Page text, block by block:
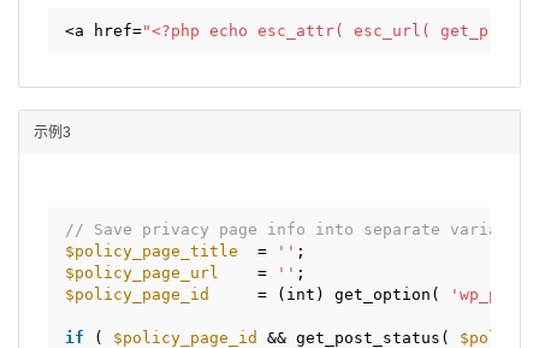
<a href="<?php echo esc_attr( esc_url(
示例3
// Save privacy page info into separate variables
$policy_page_title
= '' ;
$policy_page_url
= '' ;
$policy_page_id
= (int) get_option(
if ( $policy_page_id && get_post_status(